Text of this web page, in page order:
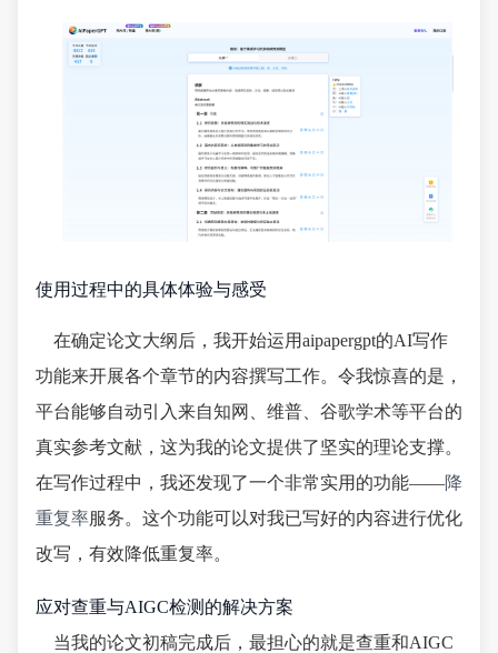
使用过程中的具体体验与感受
在确定论文大纲后，我开始运用aipapergpt的AI写作
功能来开展各个章节的内容撰写工作。令我惊喜的是，
平台能够自动引入来自知网、维普、谷歌学术等平台的
真实参考文献，这为我的论文提供了坚实的理论支撑。
在写作过程中，我还发现了一个非常实用的功能——降
重复率服务。这个功能可以对我已写好的内容进行优化
改写，有效降低重复率。
应对查重与AIGC检测的解决方案
当我的论文初稿完成后，最担心的就是查重和AIGC